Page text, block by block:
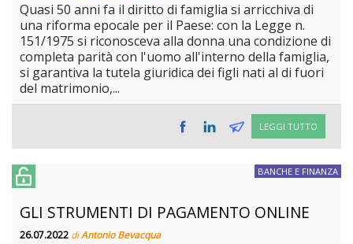
Quasi 50 anni fa il diritto di famiglia si arricchiva di
una riforma epocale per il Paese: con la Legge n.
151/1975 si riconosceva alla donna una condizione di
completa parità con l'uomo all'interno della famiglia,
si garantiva la tutela giuridica dei figli nati al di fuori
del matrimonio,...
LEGGI TUTTO
BANCHE E FINANZA
GLI STRUMENTI DI PAGAMENTO ONLINE
26.07.2022 diAntonio Bevacqua